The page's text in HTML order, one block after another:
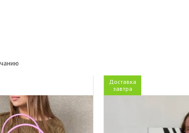
Доставка
завтра